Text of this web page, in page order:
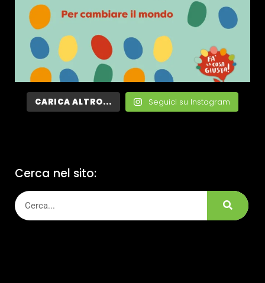
CARICA ALTRO... Seguici su Instagram
Cerca nel sito: